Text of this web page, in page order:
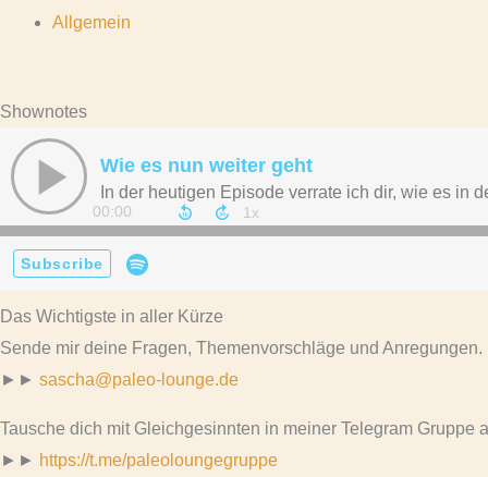
Allgemein
Shownotes
Das Wichtigste in aller Kürze
Sende mir deine Fragen, Themenvorschläge und Anregungen.
►► sascha@paleo-lounge.de
Tausche dich mit Gleichgesinnten in meiner Telegram Gruppe
►► https://t.me/paleoloungegruppe